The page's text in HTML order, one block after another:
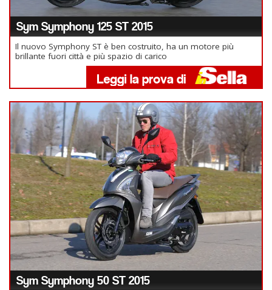
Sym Symphony 125 ST 2015
Il nuovo Symphony ST è ben costruito, ha un motore più
brillante fuori città e più spazio di carico
Sym Symphony 50 ST 2015